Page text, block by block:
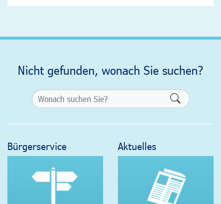
Nicht gefunden, wonach Sie suchen?
Bürgerservice Aktuelles